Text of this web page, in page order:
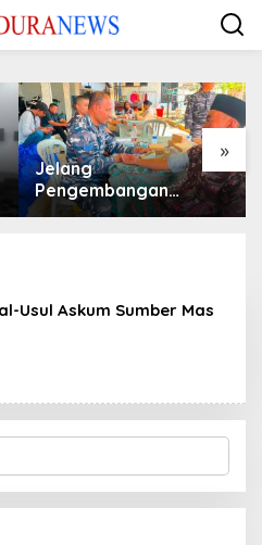
»
Jelang
Pengembangan
Lapangan Hidayah,
Nelayan Sampang
Usul Askum Sumber Mas